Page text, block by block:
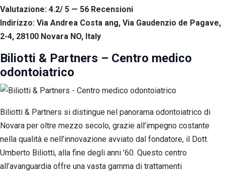
Valutazione: 4.2/ 5 — 56 Recensioni
Indirizzo: Via Andrea Costa ang, Via Gaudenzio de Pagave,
2-4, 28100 Novara NO, Italy
Biliotti & Partners – Centro medico
odontoiatrico
Biliotti & Partners si distingue nel panorama odontoiatrico di
Novara per oltre mezzo secolo, grazie all’impegno costante
nella qualità e nell’innovazione avviato dal fondatore, il Dott.
Umberto Biliotti, alla fine degli anni ’60. Questo centro
all’avanguardia offre una vasta gamma di trattamenti